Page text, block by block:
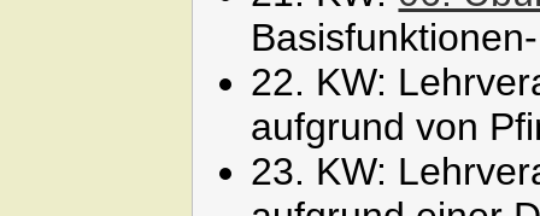
22. KW:
aufgrund von
23. KW: